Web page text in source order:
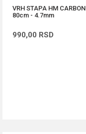
VRH STAPA HM CARBON
80cm - 4.7mm
990,00 RSD